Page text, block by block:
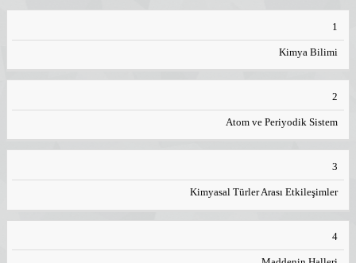
1
Kimya Bilimi
2
Atom ve Periyodik Sistem
3
Kimyasal Türler Arası Etkileşimler
4